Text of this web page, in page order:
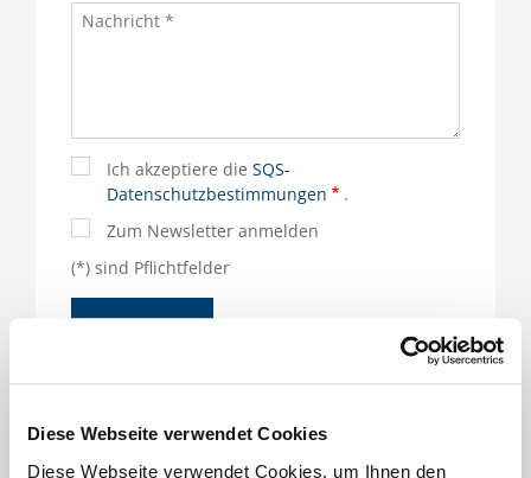
Diese Webseite verwendet Cookies
Diese Webseite verwendet Cookies, um Ihnen den
Ich akzeptiere die SQS-
Datenschutzbestimmungen
.
Zum Newsletter anmelden
(*) sind Pflichtfelder
Für das Produkt verantwortlich und für Sie da